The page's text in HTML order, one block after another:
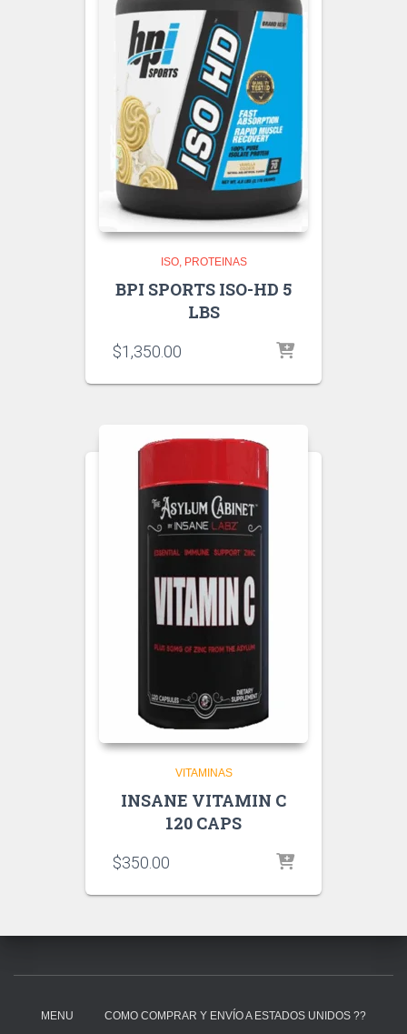
ISO PROTEINAS
BPI SPORTS ISO-HD 5
LBS
$1,350.00
VITAMINAS
INSANE VITAMIN C
120 CAPS
$350.00
MENU COMO COMPRAR Y ENVÍO A ESTADOS UNIDOS ??